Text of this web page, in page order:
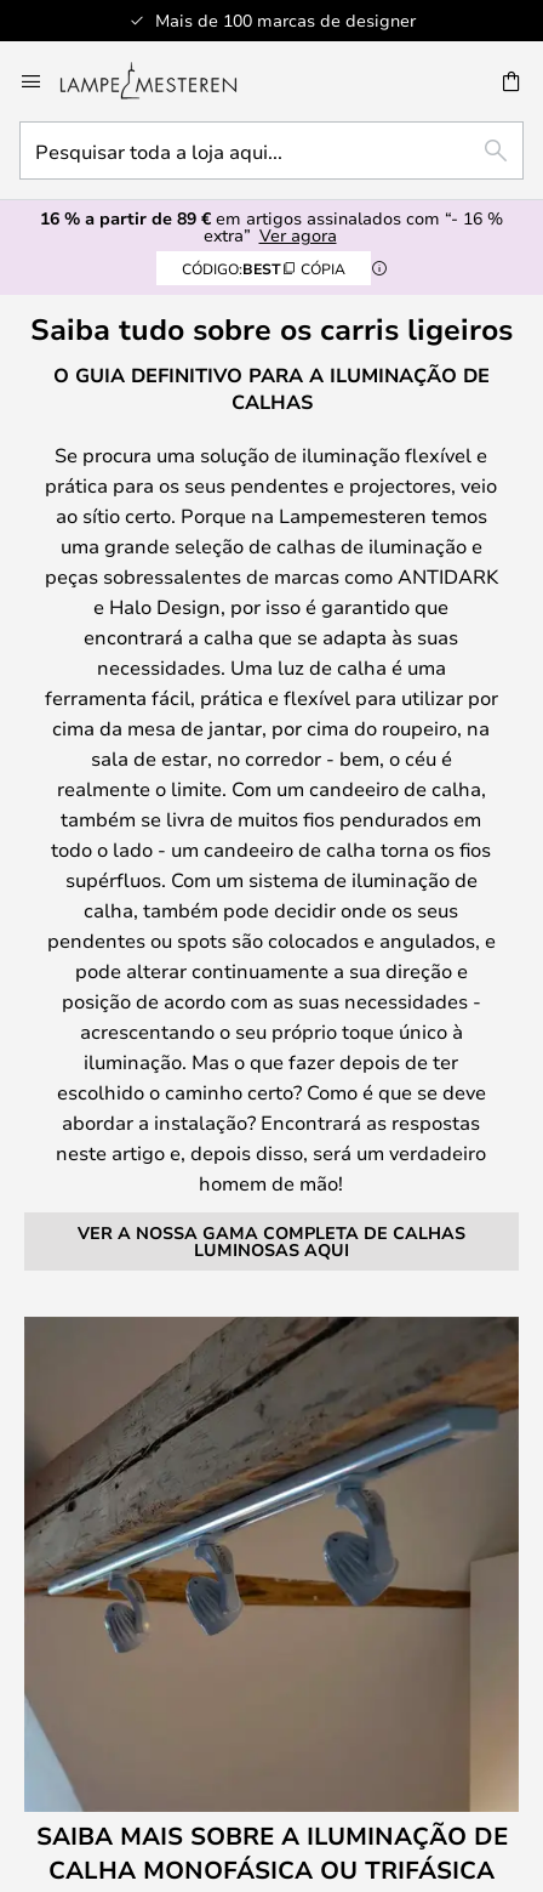
Mais de 100 marcas de designer
para
o
Conteúdo
toda
a
loja16 % a partir de 89 € em artigos assinalados com “- 16 %
extra” Ver agora
CÓDIGO:BEST CÓPIA
Saiba tudo sobre os carris ligeiros
O GUIA DEFINITIVO PARA A ILUMINAÇÃO DE
CALHAS
Se procura uma solução de iluminação flexível e
prática para os seus pendentes e projectores, veio
ao sítio certo. Porque na Lampemesteren temos
uma grande seleção de calhas de iluminação e
peças sobressalentes de marcas como ANTIDARK
e Halo Design, por isso é garantido que
encontrará a calha que se adapta às suas
necessidades. Uma luz de calha é uma
ferramenta fácil, prática e flexível para utilizar por
cima da mesa de jantar, por cima do roupeiro, na
sala de estar, no corredor - bem, o céu é
realmente o limite. Com um candeeiro de calha,
também se livra de muitos fios pendurados em
todo o lado - um candeeiro de calha torna os fios
supérfluos. Com um sistema de iluminação de
calha, também pode decidir onde os seus
pendentes ou spots são colocados e angulados, e
pode alterar continuamente a sua direção e
posição de acordo com as suas necessidades -
acrescentando o seu próprio toque único à
iluminação. Mas o que fazer depois de ter
escolhido o caminho certo? Como é que se deve
abordar a instalação? Encontrará as respostas
neste artigo e, depois disso, será um verdadeiro
homem de mão!
VER A NOSSA GAMA COMPLETA DE CALHAS
LUMINOSAS AQUI
SAIBA MAIS SOBRE A ILUMINAÇÃO DE
CALHA MONOFÁSICA OU TRIFÁSICA